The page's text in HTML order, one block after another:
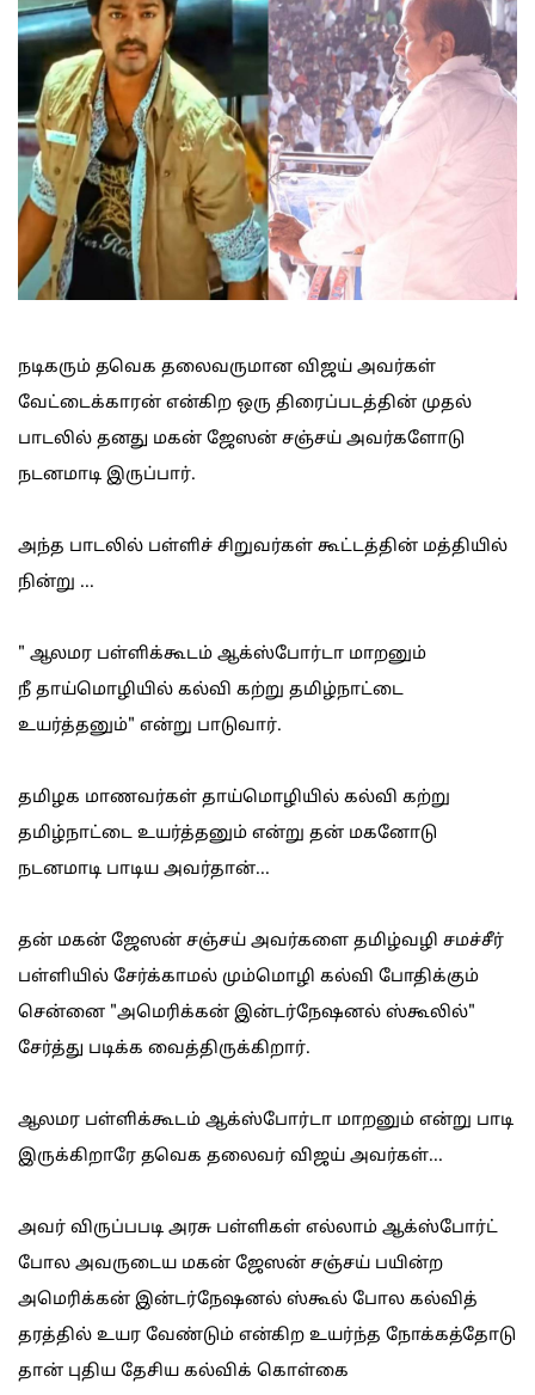
நடிகரும் தவெக தலைவருமான விஜய் அவர்கள்
வேட்டைக்காரன் என்கிற ஒரு திரைப்படத்தின் முதல்
பாடலில் தனது மகன் ஜேஸன் சஞ்சய் அவர்களோடு
நடனமாடி இருப்பார்.
அந்த பாடலில் பள்ளிச் சிறுவர்கள் கூட்டத்தின் மத்தியில்
நின்று ...
" ஆலமர பள்ளிக்கூடம் ஆக்ஸ்போர்டா மாறனும்
நீ தாய்மொழியில் கல்வி கற்று தமிழ்நாட்டை
உயர்த்தனும்" என்று பாடுவார்.
தமிழக மாணவர்கள் தாய்மொழியில் கல்வி கற்று
தமிழ்நாட்டை உயர்த்தனும் என்று தன் மகனோடு
நடனமாடி பாடிய அவர்தான்...
தன் மகன் ஜேஸன் சஞ்சய் அவர்களை தமிழ்வழி சமச்சீர்
பள்ளியில் சேர்க்காமல் மும்மொழி கல்வி போதிக்கும்
சென்னை "அமெரிக்கன் இன்டர்நேஷனல் ஸ்கூலில்"
சேர்த்து படிக்க வைத்திருக்கிறார்.
ஆலமர பள்ளிக்கூடம் ஆக்ஸ்போர்டா மாறனும் என்று பாடி
இருக்கிறாரே தவெக தலைவர் விஜய் அவர்கள்...
அவர் விருப்பபடி அரசு பள்ளிகள் எல்லாம் ஆக்ஸ்போர்ட்
போல அவருடைய மகன் ஜேஸன் சஞ்சய் பயின்ற
அமெரிக்கன் இன்டர்நேஷனல் ஸ்கூல் போல கல்வித்
தரத்தில் உயர வேண்டும் என்கிற உயர்ந்த நோக்கத்தோடு
தான் புதிய தேசிய கல்விக் கொள்கை